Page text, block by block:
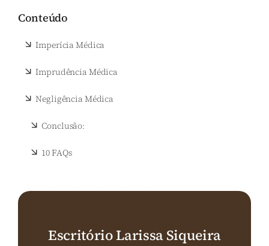
Conteúdo
Imperícia Médica
Imprudência Médica
Negligência Médica
Conclusão:
10 FAQs
Escritório Larissa Siqueira